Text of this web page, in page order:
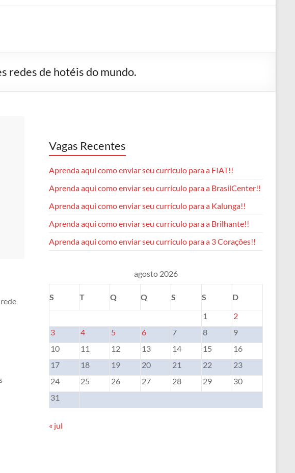
redes de hotéis do mundo.
Vagas Recentes
Aprenda aqui como enviar seu currículo para a FIAT!!
Aprenda aqui como enviar seu currículo para a BrasilCenter!!
Aprenda aqui como enviar seu currículo para a Kalunga!!
Aprenda aqui como enviar seu currículo para a Brilhante!!
Aprenda aqui como enviar seu currículo para a 3 Corações!!
agosto 2026
S T Q Q S S
D
1
2
3
4 5 6 7 8
9
10
11 12 13 14 15
16
17
18 19 20 21 22
23
24
25 26 27 28 29
30
31
« jul